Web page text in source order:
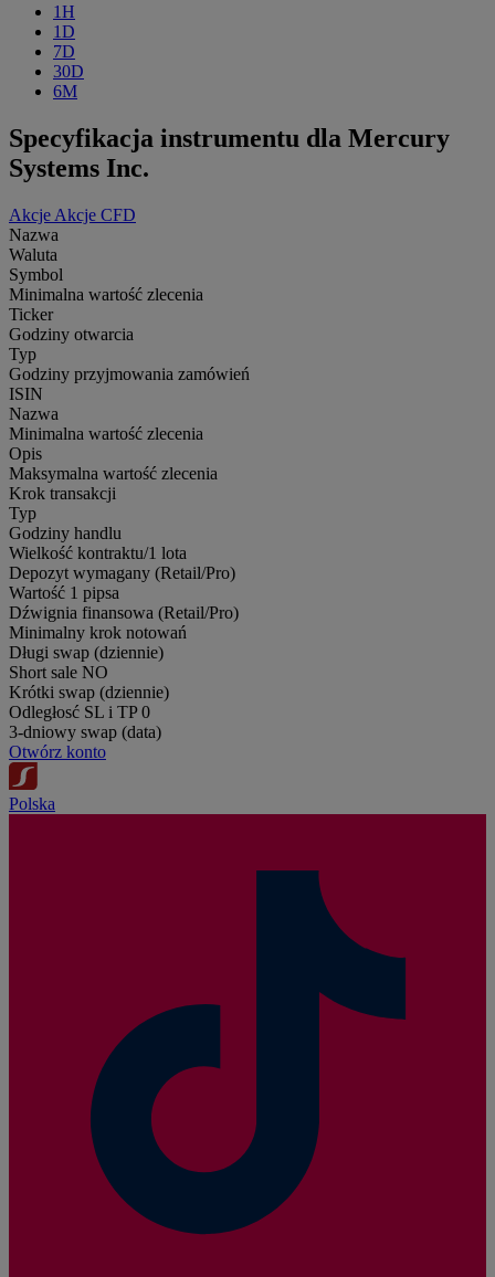
1H
1D
7D
30D
6M
Specyfikacja instrumentu dla Mercury
Systems Inc.
Akcje Akcje CFD
Nazwa
Waluta
Symbol
Minimalna wartość zlecenia
Ticker
Godziny otwarcia
Typ
Godziny przyjmowania zamówień
ISIN
Nazwa
Minimalna wartość zlecenia
Opis
Maksymalna wartość zlecenia
Krok transakcji
Typ
Godziny handlu
Wielkość kontraktu/1 lota
Depozyt wymagany (Retail/Pro)
Wartość 1 pipsa
Dźwignia finansowa (Retail/Pro)
Minimalny krok notowań
Długi swap (dziennie)
Short sale NO
Krótki swap (dziennie)
Odległosć SL i TP 0
3-dniowy swap (data)
Otwórz konto
Polska